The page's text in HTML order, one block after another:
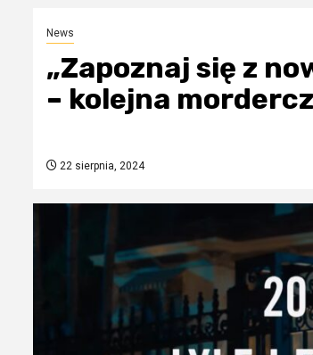
News
„Zapoznaj się z
– kolejna
22 sierpnia, 2024